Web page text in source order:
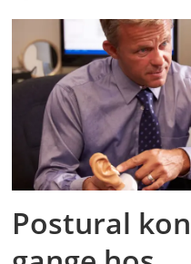
Postural